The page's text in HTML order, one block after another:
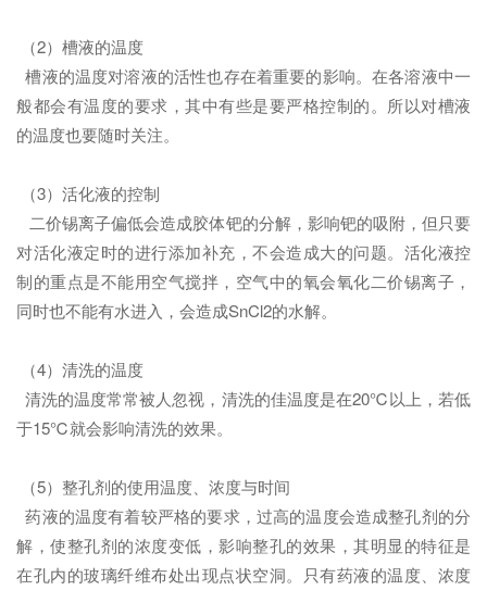
（2）槽液的温度
槽液的温度对溶液的活性也存在着重要的影响。在各溶液中一
般都会有温度的要求，其中有些是要严格控制的。所以对槽液
的温度也要随时关注。
（3）活化液的控制
二价锡离子偏低会造成胶体钯的分解，影响钯的吸附，但只要
对活化液定时的进行添加补充，不会造成大的问题。活化液控
制的重点是不能用空气搅拌，空气中的氧会氧化二价锡离子，
同时也不能有水进入，会造成SnCl2的水解。
（4）清洗的温度
清洗的温度常常被人忽视，清洗的佳温度是在20℃以上，若低
于15℃就会影响清洗的效果。
（5）整孔剂的使用温度、浓度与时间
药液的温度有着较严格的要求，过高的温度会造成整孔剂的分
解，使整孔剂的浓度变低，影响整孔的效果，其明显的特征是
在孔内的玻璃纤维布处出现点状空洞。只有药液的温度、浓度